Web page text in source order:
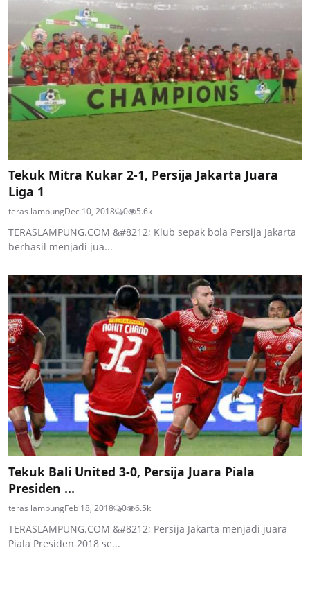
Tekuk Mitra Kukar 2-1, Persija Jakarta Juara
Liga 1
teras lampungDec 10, 2018 0 5.6k
TERASLAMPUNG.COM &#8212; Klub sepak bola Persija Jakarta
berhasil menjadi jua...
Tekuk Bali United 3-0, Persija Juara Piala
Presiden ...
teras lampungFeb 18, 2018 0 6.5k
TERASLAMPUNG.COM &#8212; Persija Jakarta menjadi juara
Piala Presiden 2018 se...